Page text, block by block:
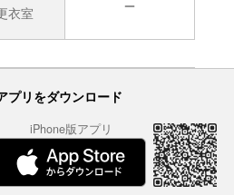
衣室
プリをダウンロード
iPhone版アプリ